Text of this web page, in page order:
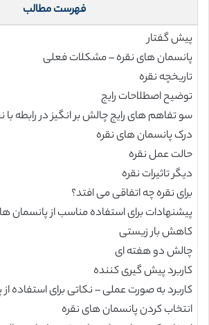
فهرست مطالب
پیش گفتار
پانسمان های نقره – مشکلات فعلی
تاریخچه نقره
توضیح اصطلاحات رایج
سو تفاهم های رایج چالش بر انگیز در رابطه با
درک پانسمان های نقره
حالت عمل نقره
دیگر تاثیرات نقره
برای نقره چه اتفاقی می افتد؟
پیشنهادات برای استفاده مناسب از پانسمان
کاهش بار زیستی
چالش دو هفته ای
کاربرد پیش گیری کننده
کاربرد به صورت عملی – نکاتی برای استفاده
انتخاب کردن پانسمان های نقره